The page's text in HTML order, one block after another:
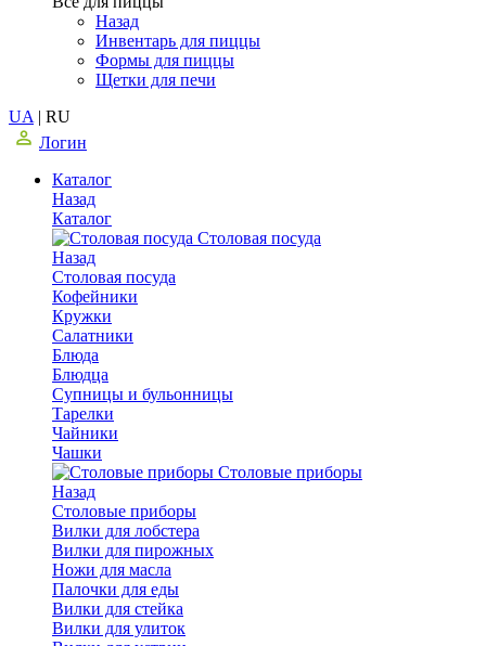
Назад
Инвентарь для пиццы
Формы для пиццы
Щетки для печи
UA | RU
Логин
Каталог
Назад
Каталог
Столовая посуда
Назад
Столовая посуда
Кофейники
Кружки
Салатники
Блюда
Блюдца
Супницы и бульонницы
Тарелки
Чайники
Чашки
Cтоловые приборы
Назад
Cтоловые приборы
Вилки для лобстера
Вилки для пирожных
Ножи для масла
Палочки для еды
Вилки для стейка
Вилки для улиток